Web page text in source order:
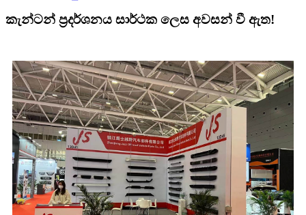
කැන්ටන් ප්‍රදර්ශනය සාර්ථක ලෙස අවසන් වී ඇත!